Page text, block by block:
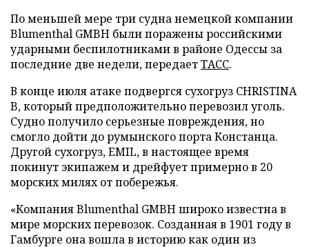
По меньшей мере три судна немецкой компании
Blumenthal GMBH были поражены российскими
ударными беспилотниками в районе Одессы за
последние две недели, передаетТАСС.
В конце июля атаке подвергся сухогруз CHRISTINA
B, который предположительно перевозил уголь.
Судно получило серьезные повреждения, но
смогло дойти до румынского порта Констанца.
Другой сухогруз, EMIL, в настоящее время
покинут экипажем и дрейфует примерно в 20
морских милях от побережья.
«Компания Blumenthal GMBH широко известна в
мире морских перевозок. Созданная в 1901 году в
Гамбурге она вошла в историю как один из